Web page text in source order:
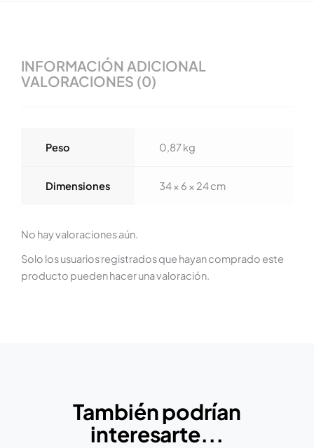
INFORMACIÓN ADICIONAL
VALORACIONES (0)
Peso 0,87 kg
Dimensiones 34 × 6 × 24 cm
No hay valoraciones aún.
Solo los usuarios registrados que hayan comprado este
producto pueden hacer una valoración.
También podrían
interesarte...